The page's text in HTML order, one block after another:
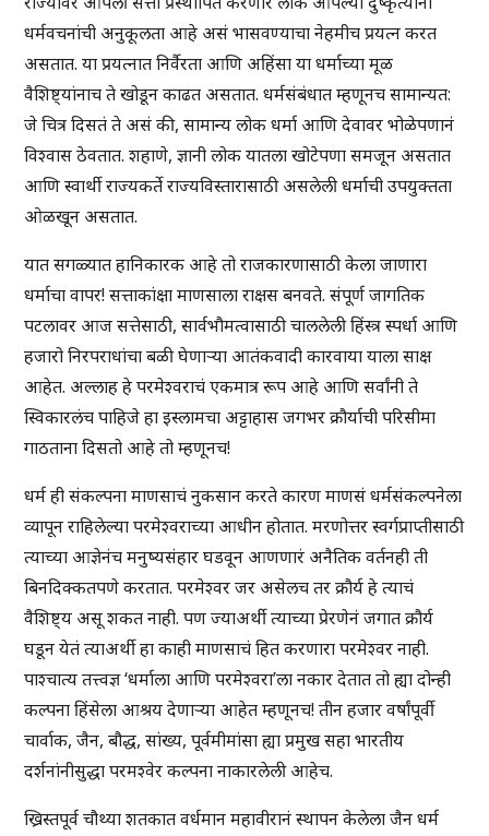
धर्मवचनांची अनुकूलता आहे असं भासवण्याचा नेहमीच प्रयत्न करत
असतात. या प्रयत्नात निर्वैरता आणि अहिंसा या धर्माच्या मूळ
वैशिष्ट्यांनाच ते खोडून काढत असतात. धर्मसंबंधात म्हणूनच सामान्यत:
जे चित्र दिसतं ते असं की, सामान्य लोक धर्मा आणि देवावर भोळेपणानं
विश्वास ठेवतात. शहाणे, ज्ञानी लोक यातला खोटेपणा समजून असतात
आणि स्वार्थी राज्यकर्ते राज्यविस्तारासाठी असलेली धर्माची उपयुक्तता
ओळखून असतात.
यात सगळ्यात हानिकारक आहे तो राजकारणासाठी केला जाणारा
धर्माचा वापर! सत्ताकांक्षा माणसाला राक्षस बनवते. संपूर्ण जागतिक
पटलावर आज सत्तेसाठी, सार्वभौमत्वासाठी चाललेली हिंस्त्र स्पर्धा आणि
हजारो निरपराधांचा बळी घेणाऱ्या आतंकवादी कारवाया याला साक्ष
आहेत. अल्लाह हे परमेश्वराचं एकमात्र रूप आहे आणि सर्वांनी ते
स्विकारलंच पाहिजे हा इस्लामचा अट्टाहास जगभर क्रौर्याची परिसीमा
गाठताना दिसतो आहे तो म्हणूनच!
धर्म ही संकल्पना माणसाचं नुकसान करते कारण माणसं धर्मसंकल्पनेला
व्यापून राहिलेल्या परमेश्वराच्या आधीन होतात. मरणोत्तर स्वर्गप्राप्तीसाठी
त्याच्या आज्ञेनंच मनुष्यसंहार घडवून आणणारं अनैतिक वर्तनही ती
बिनदिक्कतपणे करतात. परमेश्वर जर असेलच तर क्रौर्य हे त्याचं
वैशिष्ट्य असू शकत नाही. पण ज्याअर्थी त्याच्या प्रेरणेनं जगात क्रौर्य
घडून येतं त्याअर्थी हा काही माणसाचं हित करणारा परमेश्वर नाही.
पाश्चात्य तत्त्वज्ञ ‘धर्माला आणि परमेश्वरा’ला नकार देतात तो ह्या दोन्ही
कल्पना हिंसेला आश्रय देणाऱ्या आहेत म्हणूनच! तीन हजार वर्षांपूर्वी
चार्वाक, जैन, बौद्ध, सांख्य, पूर्वमीमांसा ह्या प्रमुख सहा भारतीय
दर्शनांनीसुद्धा परमश्वेर कल्पना नाकारलेली आहेच.
ख्रिस्तपूर्व चौथ्या शतकात वर्धमान महावीरानं स्थापन केलेला जैन धर्म